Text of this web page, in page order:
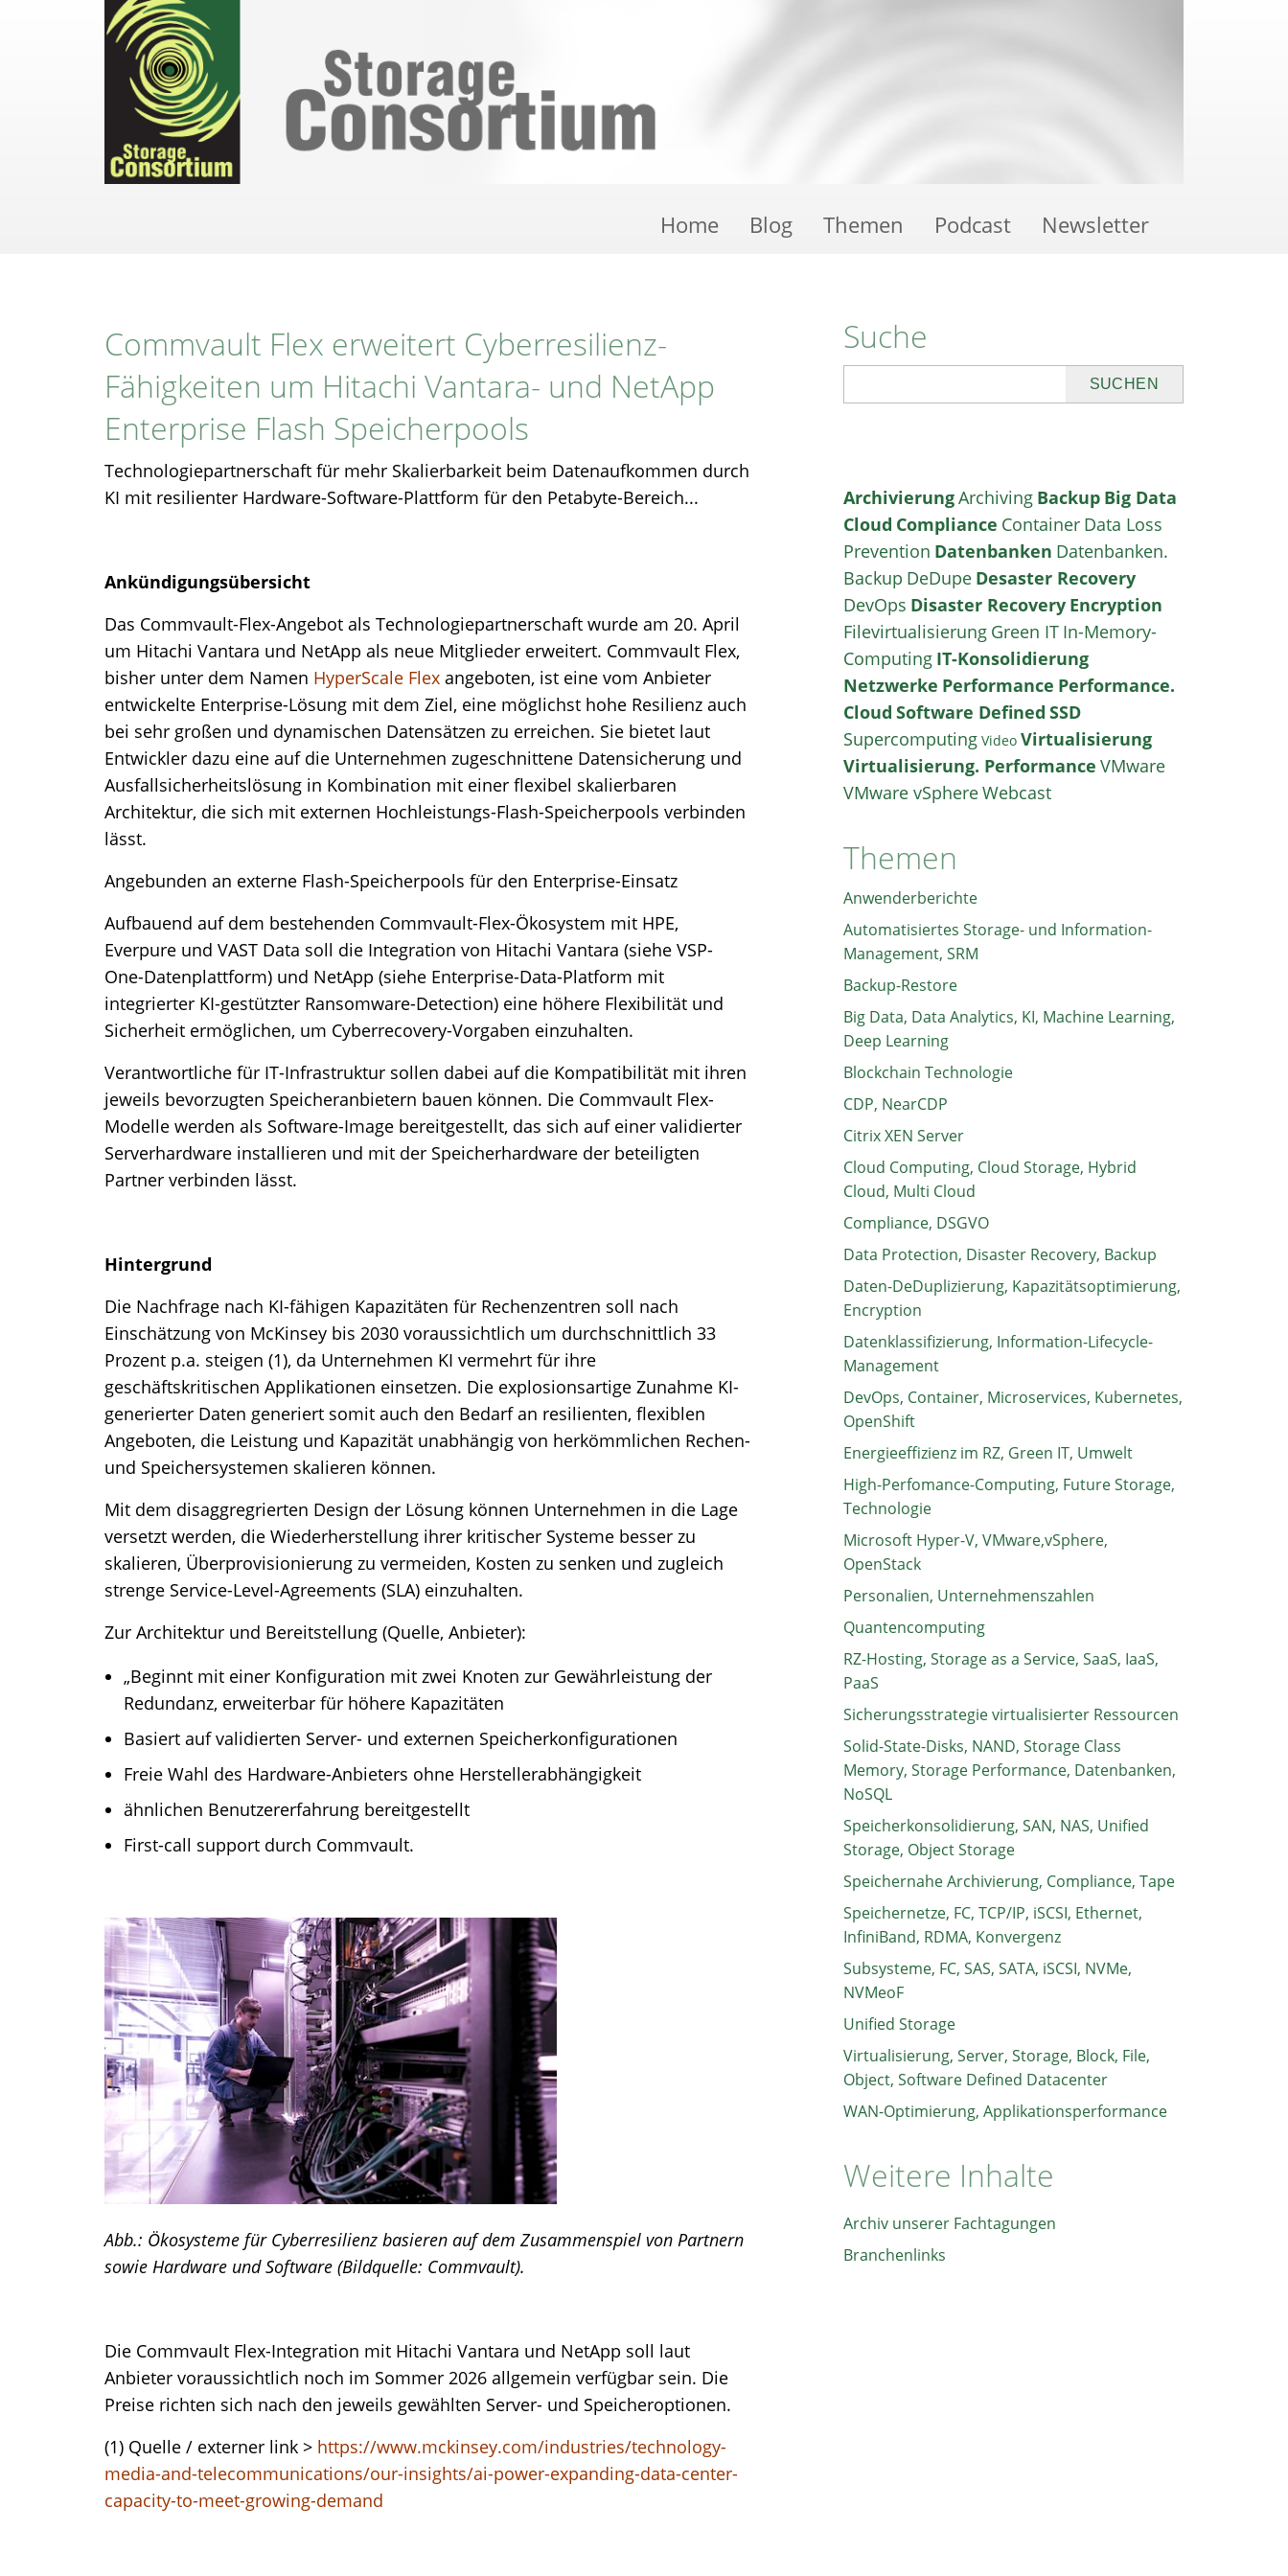
Home Blog Themen Podcast Newsletter
Commvault Flex erweitert Cyberresilienz-
Fähigkeiten um Hitachi Vantara- und NetApp
Enterprise Flash Speicherpools
Technologiepartnerschaft für mehr Skalierbarkeit beim Datenaufkommen durch
KI mit resilienter Hardware-Software-Plattform für den Petabyte-Bereich...
Ankündigungsübersicht
Das Commvault-Flex-Angebot als Technologiepartnerschaft wurde am 20. April
um Hitachi Vantara und NetApp als neue Mitglieder erweitert. Commvault Flex,
bisher unter dem Namen HyperScale Flex angeboten, ist eine vom Anbieter
entwickelte Enterprise-Lösung mit dem Ziel, eine möglichst hohe Resilienz auch
bei sehr großen und dynamischen Datensätzen zu erreichen. Sie bietet laut
Entwickler dazu eine auf die Unternehmen zugeschnittene Datensicherung und
Ausfallsicherheitslösung in Kombination mit einer flexibel skalierbaren
Architektur, die sich mit externen Hochleistungs-Flash-Speicherpools verbinden
lässt.
Angebunden an externe Flash-Speicherpools für den Enterprise-Einsatz
Aufbauend auf dem bestehenden Commvault-Flex-Ökosystem mit HPE,
Everpure und VAST Data soll die Integration von Hitachi Vantara (siehe VSP-
One-Datenplattform) und NetApp (siehe Enterprise-Data-Platform mit
integrierter KI-gestützter Ransomware-Detection) eine höhere Flexibilität und
Sicherheit ermöglichen, um Cyberrecovery-Vorgaben einzuhalten.
Verantwortliche für IT-Infrastruktur sollen dabei auf die Kompatibilität mit ihren
jeweils bevorzugten Speicheranbietern bauen können. Die Commvault Flex-
Modelle werden als Software-Image bereitgestellt, das sich auf einer validierter
Serverhardware installieren und mit der Speicherhardware der beteiligten
Partner verbinden lässt.
Hintergrund
Die Nachfrage nach KI-fähigen Kapazitäten für Rechenzentren soll nach
Einschätzung von McKinsey bis 2030 voraussichtlich um durchschnittlich 33
Prozent p.a. steigen (1), da Unternehmen KI vermehrt für ihre
geschäftskritischen Applikationen einsetzen. Die explosionsartige Zunahme KI-
generierter Daten generiert somit auch den Bedarf an resilienten, flexiblen
Angeboten, die Leistung und Kapazität unabhängig von herkömmlichen Rechen-
und Speichersystemen skalieren können.
Mit dem disaggregrierten Design der Lösung können Unternehmen in die Lage
versetzt werden, die Wiederherstellung ihrer kritischer Systeme besser zu
skalieren, Überprovisionierung zu vermeiden, Kosten zu senken und zugleich
strenge Service-Level-Agreements (SLA) einzuhalten.
Zur Architektur und Bereitstellung (Quelle, Anbieter):
„Beginnt mit einer Konfiguration mit zwei Knoten zur Gewährleistung der
Redundanz, erweiterbar für höhere Kapazitäten
Basiert auf validierten Server- und externen Speicherkonfigurationen
Freie Wahl des Hardware-Anbieters ohne Herstellerabhängigkeit
ähnlichen Benutzererfahrung bereitgestellt
First-call support durch Commvault.
Abb.: Ökosysteme für Cyberresilienz basieren auf dem Zusammenspiel von Partnern
sowie Hardware und Software (Bildquelle: Commvault).
Die Commvault Flex-Integration mit Hitachi Vantara und NetApp soll laut
Anbieter voraussichtlich noch im Sommer 2026 allgemein verfügbar sein. Die
Preise richten sich nach den jeweils gewählten Server- und Speicheroptionen.
(1) Quelle / externer link > https://www.mckinsey.com/industries/technology-
media-and-telecommunications/our-insights/ai-power-expanding-data-center-
capacity-to-meet-growing-demand
Suche
ArchivierungArchiving Backup Big Data
Cloud Compliance Container Data Loss
Prevention Datenbanken Datenbanken.
Backup DeDupe Desaster Recovery
DevOps Disaster Recovery Encryption
Filevirtualisierung Green IT In-Memory-
Computing IT-Konsolidierung
Netzwerke Performance Performance.
Cloud Software Defined SSD
Supercomputing Video Virtualisierung
Virtualisierung. Performance VMware
VMware vSphereWebcast
Themen
Anwenderberichte
Automatisiertes Storage- und Information-
Management, SRM
Backup-Restore
Big Data, Data Analytics, KI, Machine Learning,
Deep Learning
Blockchain Technologie
CDP, NearCDP
Citrix XEN Server
Cloud Computing, Cloud Storage, Hybrid
Cloud, Multi Cloud
Compliance, DSGVO
Data Protection, Disaster Recovery, Backup
Daten-DeDuplizierung, Kapazitätsoptimierung,
Encryption
Datenklassifizierung, Information-Lifecycle-
Management
DevOps, Container, Microservices, Kubernetes,
OpenShift
Energieeffizienz im RZ, Green IT, Umwelt
High-Perfomance-Computing, Future Storage,
Technologie
Microsoft Hyper-V, VMware,vSphere,
OpenStack
Personalien, Unternehmenszahlen
Quantencomputing
RZ-Hosting, Storage as a Service, SaaS, IaaS,
PaaS
Sicherungsstrategie virtualisierter Ressourcen
Solid-State-Disks, NAND, Storage Class
Memory, Storage Performance, Datenbanken,
NoSQL
Speicherkonsolidierung, SAN, NAS, Unified
Storage, Object Storage
Speichernahe Archivierung, Compliance, Tape
Speichernetze, FC, TCP/IP, iSCSI, Ethernet,
InfiniBand, RDMA, Konvergenz
Subsysteme, FC, SAS, SATA, iSCSI, NVMe,
NVMeoF
Unified Storage
Virtualisierung, Server, Storage, Block, File,
Object, Software Defined Datacenter
WAN-Optimierung, Applikationsperformance
Weitere Inhalte
Archiv unserer Fachtagungen
Branchenlinks